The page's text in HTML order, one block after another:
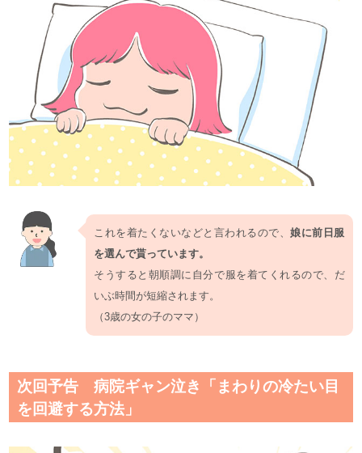
これを着たくないなどと言われるので、娘に前日服
を選んで貰っています。
そうすると朝順調に自分で服を着てくれるので、だ
いぶ時間が短縮されます。
（3歳の女の子のママ）
次回予告 病院ギャン泣き「まわりの冷たい目
を回避する方法」